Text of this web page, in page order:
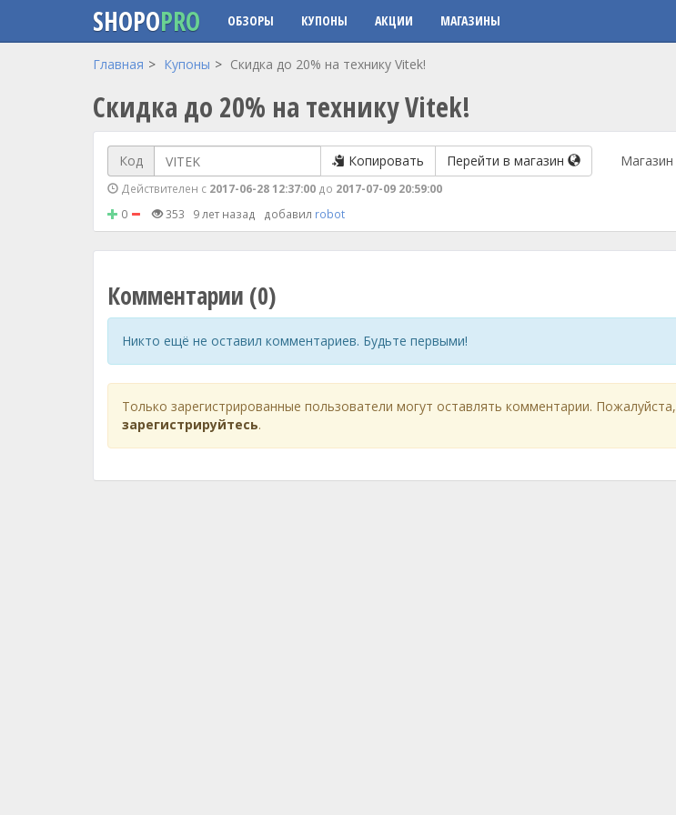
Перейти к основному содержанию
SHOPOPRO ОБЗОРЫ КУПОНЫ АКЦИИ МАГАЗИНЫ
Главная Купоны Скидка до 20% на технику Vitek!
Скидка до 20% на технику Vitek!
Код Копировать Перейти в магазин
Действителен с 2017-06-28 12:37:00 до 2017-07-09 20:59:00
Магазин
0 353 9 лет назад добавил robot
Комментарии (0)
Никто ещё не оставил комментариев. Будьте первыми!
Только зарегистрированные пользователи могут оставлять комментарии. Пожалуйста,
зарегистрируйтесь.